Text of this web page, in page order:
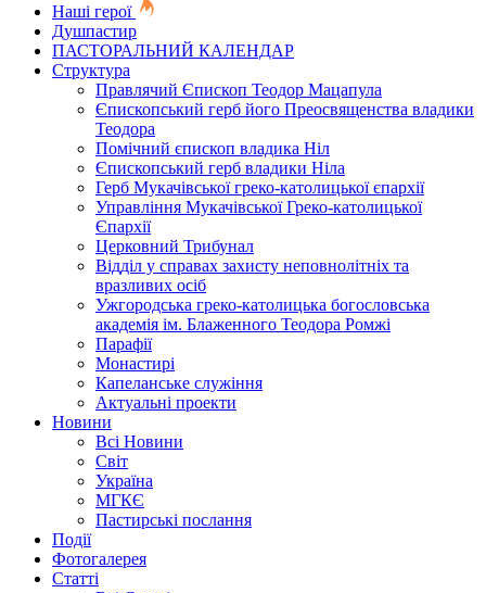
Наші герої
Душпастир
ПАСТОРАЛЬНИЙ КАЛЕНДАР
Структура
Правлячий Єпископ Теодор Мацапула
Єпископський герб його Преосвященства владики
Теодора
Помічний єпископ владика Ніл
Єпископський герб владики Ніла
Герб Мукачівської греко-католицької єпархії
Управління Мукачівської Греко-католицької
Єпархії
Церковний Трибунал
Відділ у справах захисту неповнолітніх та
вразливих осіб
Ужгородська греко-католицька богословська
академія ім. Блаженного Теодора Ромжі
Парафії
Монастирі
Капеланське служіння
Актуальні проекти
Новини
Всі Новини
Світ
Україна
МГКЄ
Пастирські послання
Події
Фотогалерея
Статті